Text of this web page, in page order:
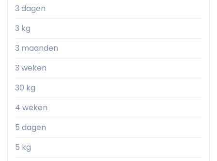
3 dagen
3 kg
3 maanden
3 weken
30 kg
4 weken
5 dagen
5 kg